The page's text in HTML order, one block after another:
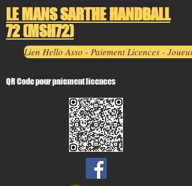
LE MANS SARTHE HANDBALL
72 (MSH72)
Lien Hello Asso - Paiement Licences -
QR Code pour paiement licences